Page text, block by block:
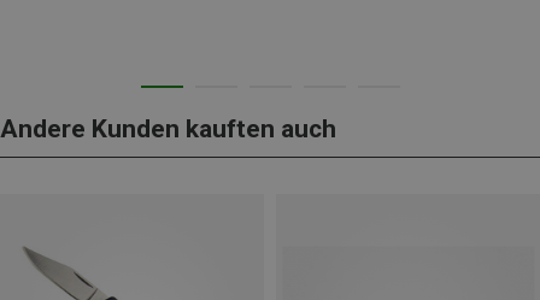
Andere Kunden kauften auch